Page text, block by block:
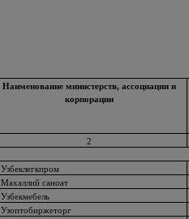
Наименование министерств, ассоциации и
корпорации
2
Узбеклегкпром
Махаллий саноат
Узбекмебель
Узоптобиржеторг